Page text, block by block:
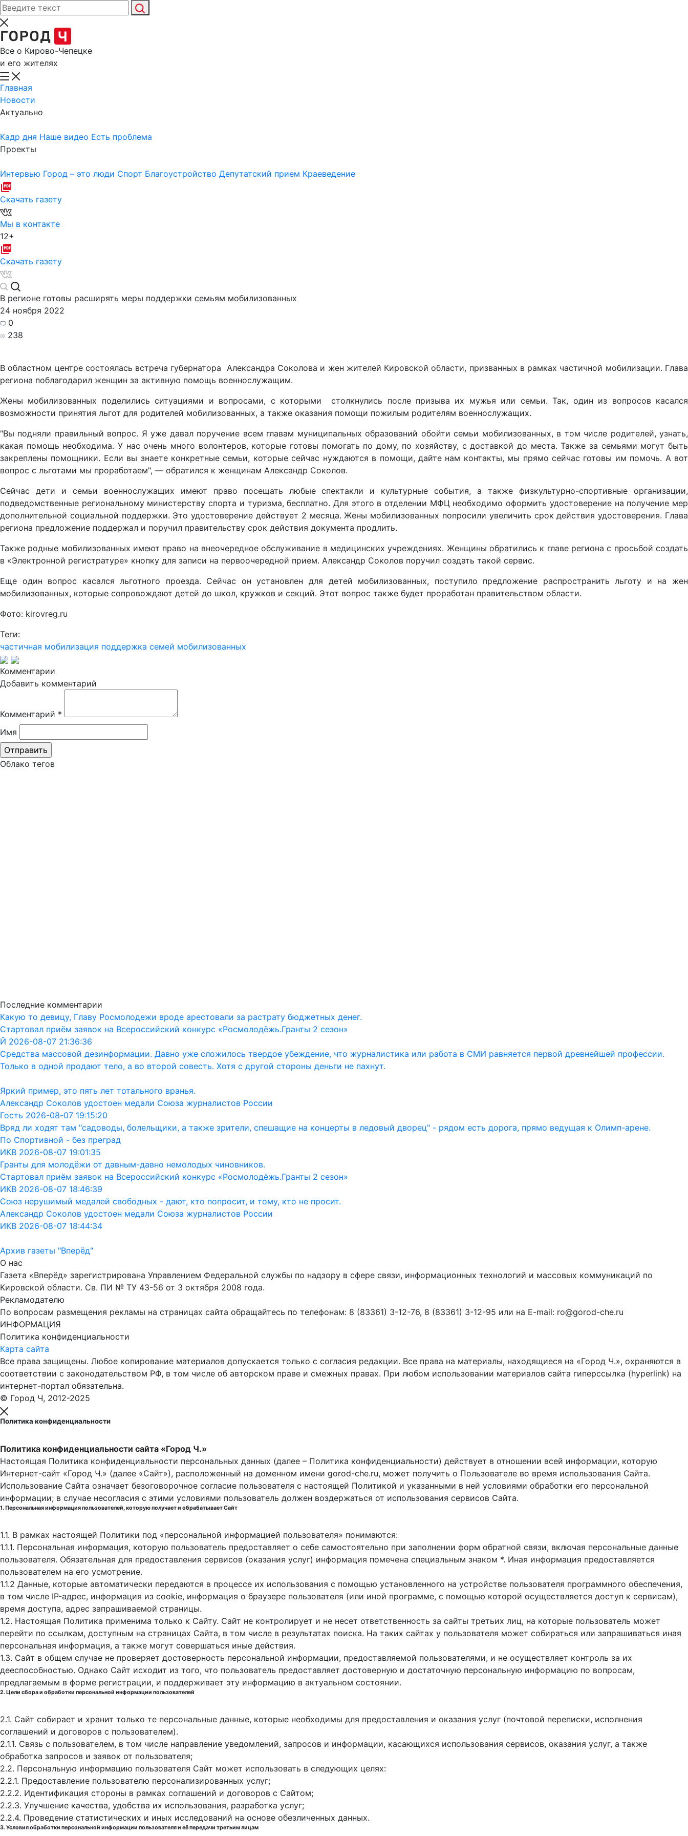
Все о Кирово-Чепецке
и его жителях
Главная
Новости
Актуально
Кадр дня Наше видео Есть проблема
Проекты
Интервью Город – это люди Спорт Благоустройство Депутатский прием Краеведение
Скачать газету
Мы в контакте
12+
Скачать газету
В регионе готовы расширять меры поддержки семьям мобилизованных
24 ноября 2022
0
238
В областном центре состоялась встреча губернатора Александра Соколова и жен жителей Кировской области, призванных в рамках частичной мобилизации. Глава
региона поблагодарил женщин за активную помощь военнослужащим.
Жены мобилизованных поделились ситуациями и вопросами, с которыми столкнулись после призыва их мужья или семьи. Так, один из вопросов касался
возможности принятия льгот для родителей мобилизованных, а также оказания помощи пожилым родителям военнослужащих.
"Вы подняли правильный вопрос. Я уже давал поручение всем главам муниципальных образований обойти семьи мобилизованных, в том числе родителей, узнать,
какая помощь необходима. У нас очень много волонтеров, которые готовы помогать по дому, по хозяйству, с доставкой до места. Также за семьями могут быть
закреплены помощники. Если вы знаете конкретные семьи, которые сейчас нуждаются в помощи, дайте нам контакты, мы прямо сейчас готовы им помочь. А вот
вопрос с льготами мы проработаем", — обратился к женщинам Александр Соколов.
Сейчас дети и семьи военнослужащих имеют право посещать любые спектакли и культурные события, а также физкультурно-спортивные организации,
подведомственные региональному министерству спорта и туризма, бесплатно. Для этого в отделении МФЦ необходимо оформить удостоверение на получение мер
дополнительной социальной поддержки. Это удостоверение действует 2 месяца. Жены мобилизованных попросили увеличить срок действия удостоверения. Глава
региона предложение поддержал и поручил правительству срок действия документа продлить.
Также родные мобилизованных имеют право на внеочередное обслуживание в медицинских учреждениях. Женщины обратились к главе региона с просьбой создать
в «Электронной регистратуре» кнопку для записи на первоочередной прием. Александр Соколов поручил создать такой сервис.
Еще один вопрос касался льготного проезда. Сейчас он установлен для детей мобилизованных, поступило предложение распространить льготу и на жен
мобилизованных, которые сопровождают детей до школ, кружков и секций. Этот вопрос также будет проработан правительством области.
Фото: kirovreg.ru
Теги:
частичная мобилизация поддержка семей мобилизованных
Комментарии
Добавить комментарий
Комментарий *
Имя
Облако тегов
Последние комментарии
Какую то девицу, Главу Росмолодежи вроде арестовали за растрату бюджетных денег.
Стартовал приём заявок на Всероссийский конкурс «Росмолодёжь.Гранты 2 сезон»
Й 2026-08-07 21:36:36
Средства массовой дезинформации. Давно уже сложилось твердое убеждение, что журналистика или работа в СМИ равняется первой древнейшей профессии.
Только в одной продают тело, а во второй совесть. Хотя с другой стороны деньги не пахнут.
Яркий пример, это пять лет тотального вранья.
Александр Соколов удостоен медали Союза журналистов России
Гость 2026-08-07 19:15:20
Вряд ли ходят там "садоводы, болельщики, а также зрители, спешащие на концерты в ледовый дворец" - рядом есть дорога, прямо ведущая к Олимп-арене.
По Спортивной - без преград
ИКВ 2026-08-07 19:01:35
Гранты для молодёжи от давным-давно немолодых чиновников.
Стартовал приём заявок на Всероссийский конкурс «Росмолодёжь.Гранты 2 сезон»
ИКВ 2026-08-07 18:46:39
Союз нерушимый медалей свободных - дают, кто попросит, и тому, кто не просит.
Александр Соколов удостоен медали Союза журналистов России
ИКВ 2026-08-07 18:44:34
Архив газеты "Вперёд"
О нас
Газета «Вперёд» зарегистрирована Управлением Федеральной службы по надзору в сфере связи, информационных технологий и массовых коммуникаций по
Кировской области. Св. ПИ № ТУ 43-56 от 3 октября 2008 года.
Рекламодателю
По вопросам размещения рекламы на страницах сайта обращайтесь по телефонам: 8 (83361) 3-12-76, 8 (83361) 3-12-95 или на E-mail: ro@gorod-che.ru
ИНФОРМАЦИЯ
Политика конфиденциальности
Карта сайта
Все права защищены. Любое копирование материалов допускается только с согласия редакции. Все права на материалы, находящиеся на «Город Ч.», охраняются в
соответствии с законодательством РФ, в том числе об авторском праве и смежных правах. При любом использовании материалов сайта гиперссылка (hyperlink) на
интернет-портал обязательна.
© Город Ч, 2012-2025
Политика конфиденциальности
Политика конфиденциальности сайта «Город Ч.»
Настоящая Политика конфиденциальности персональных данных (далее – Политика конфиденциальности) действует в отношении всей информации, которую
Интернет-сайт «Город Ч.» (далее «Сайт»), расположенный на доменном имени gorod-che.ru, может получить о Пользователе во время использования Cайта.
Использование Сайта означает безоговорочное согласие пользователя с настоящей Политикой и указанными в ней условиями обработки его персональной
информации; в случае несогласия с этими условиями пользователь должен воздержаться от использования сервисов Сайта.
1. Персональная информация пользователей, которую получает и обрабатывает Сайт
1.1. В рамках настоящей Политики под «персональной информацией пользователя» понимаются:
1.1.1. Персональная информация, которую пользователь предоставляет о себе самостоятельно при заполнении форм обратной связи, включая персональные данные
пользователя. Обязательная для предоставления сервисов (оказания услуг) информация помечена специальным знаком *. Иная информация предоставляется
пользователем на его усмотрение.
1.1.2 Данные, которые автоматически передаются в процессе их использования с помощью установленного на устройстве пользователя программного обеспечения,
в том числе IP-адрес, информация из cookie, информация о браузере пользователя (или иной программе, с помощью которой осуществляется доступ к cервисам),
время доступа, адрес запрашиваемой страницы.
1.2. Настоящая Политика применима только к Сайту. Сайт не контролирует и не несет ответственность за сайты третьих лиц, на которые пользователь может
перейти по ссылкам, доступным на страницах Сайта, в том числе в результатах поиска. На таких сайтах у пользователя может собираться или запрашиваться иная
персональная информация, а также могут совершаться иные действия.
1.3. Сайт в общем случае не проверяет достоверность персональной информации, предоставляемой пользователями, и не осуществляет контроль за их
дееспособностью. Однако Сайт исходит из того, что пользователь предоставляет достоверную и достаточную персональную информацию по вопросам,
предлагаемым в форме регистрации, и поддерживает эту информацию в актуальном состоянии.
2. Цели сбора и обработки персональной информации пользователей
2.1. Сайт собирает и хранит только те персональные данные, которые необходимы для предоставления и оказания услуг (почтовой переписки, исполнения
соглашений и договоров с пользователем).
2.1.1. Связь с пользователем, в том числе направление уведомлений, запросов и информации, касающихся использования сервисов, оказания услуг, а также
обработка запросов и заявок от пользователя;
2.2. Персональную информацию пользователя Сайт может использовать в следующих целях:
2.2.1. Предоставление пользователю персонализированных услуг;
2.2.2. Идентификация стороны в рамках соглашений и договоров с Сайтом;
2.2.3. Улучшение качества, удобства их использования, разработка услуг;
2.2.4. Проведение статистических и иных исследований на основе обезличенных данных.
3. Условия обработки персональной информации пользователя и её передачи третьим лицам